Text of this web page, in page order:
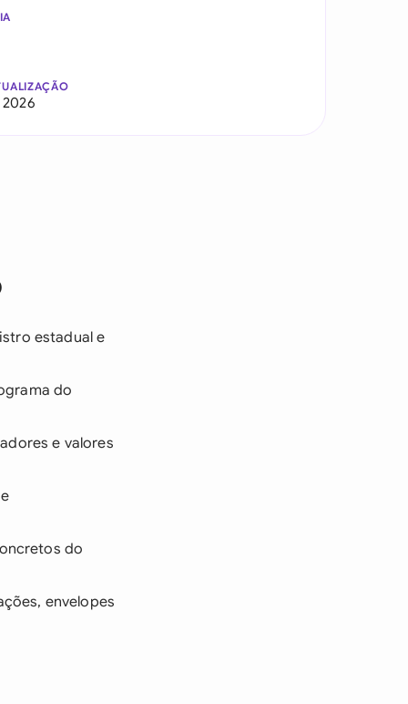
estadual e
do
e valores
do
envelopes